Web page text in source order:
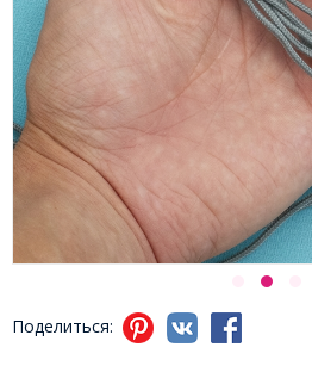
Поделиться: